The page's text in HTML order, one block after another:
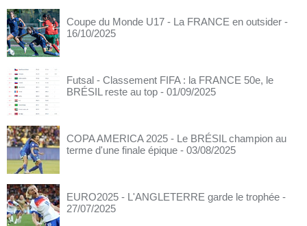
Coupe du Monde U17 - La FRANCE en outsider -
16/10/2025
Futsal - Classement FIFA : la FRANCE 50e, le
BRÉSIL reste au top - 01/09/2025
COPA AMERICA 2025 - Le BRÉSIL champion au
terme d'une finale épique - 03/08/2025
EURO2025 - L'ANGLETERRE garde le trophée -
27/07/2025